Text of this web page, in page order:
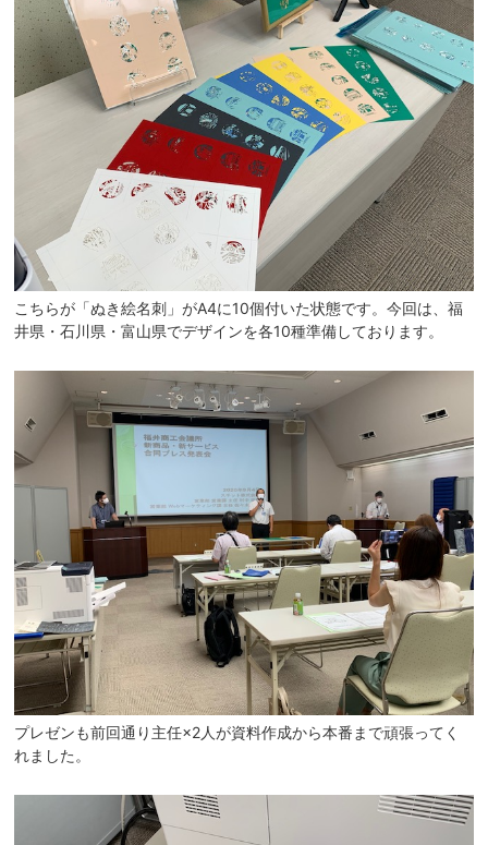
こちらが「ぬき絵名刺」がA4に10個付いた状態です。今回は、福
井県・石川県・富山県でデザインを各10種準備しております。
プレゼンも前回通り主任×2人が資料作成から本番まで頑張ってく
れました。